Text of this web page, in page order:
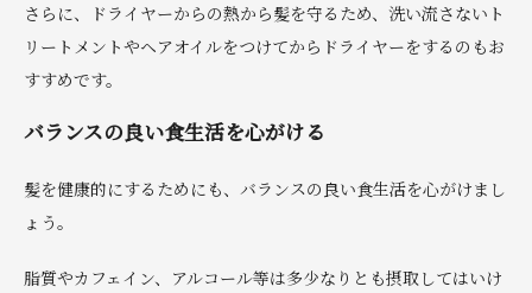
さらに、ドライヤーからの熱から髪を守るため、洗い流さないト
リートメントやヘアオイルをつけてからドライヤーをするのもお
すすめです。
バランスの良い食生活を心がける
髪を健康的にするためにも、バランスの良い食生活を心がけまし
ょう。
脂質やカフェイン、アルコール等は多少なりとも摂取してはいけ